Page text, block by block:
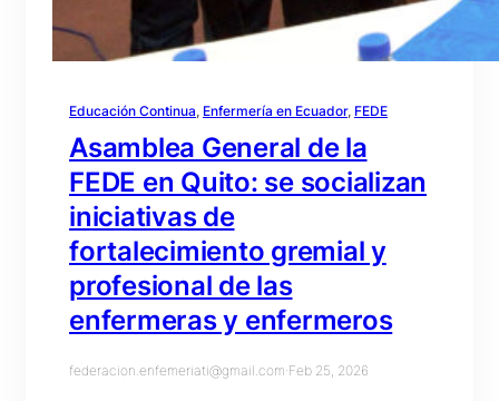
Educación Continua, Enfermería en Ecuador, FEDE
Asamblea General de la
FEDE en Quito: se socializan
iniciativas de
fortalecimiento gremial y
profesional de las
enfermeras y enfermeros
federacion.enfemeriati@gmail.com·Feb 25, 2026